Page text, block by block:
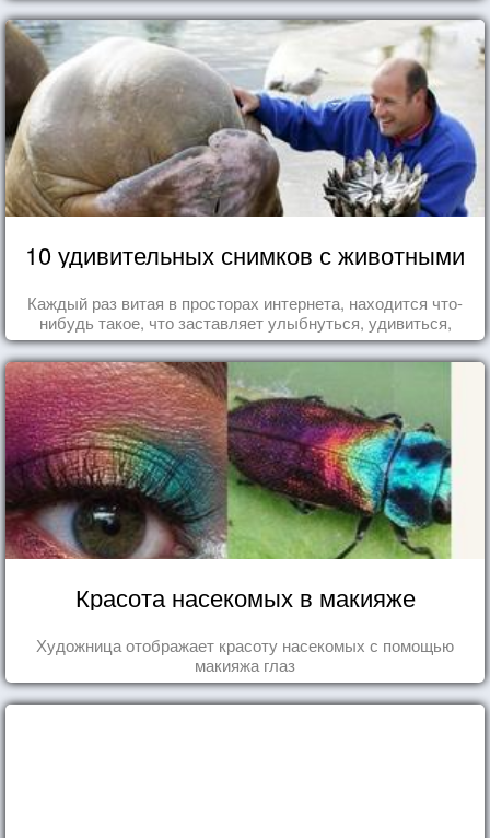
10 удивительных снимков с животными
Каждый раз витая в просторах интернета, находится что-
нибудь такое, что заставляет улыбнуться, удивиться,
восхититься...
Красота насекомых в макияже
Художница отображает красоту насекомых с помощью
макияжа глаз